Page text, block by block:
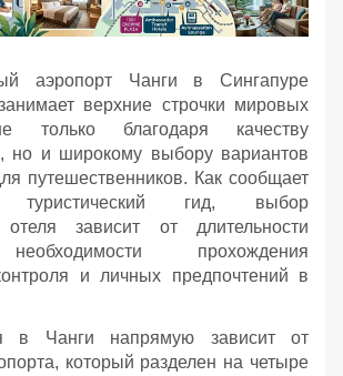
аэропорт Чанги в Сингапуре
верхние строчки мировых
только благодаря качеству
но и широкому выбору вариантов
путешественников. Как сообщает
туристический гид, выбор
отеля зависит от длительности
прохождения
и личных предпочтений в
в Чанги напрямую зависит от
который разделен на четыре